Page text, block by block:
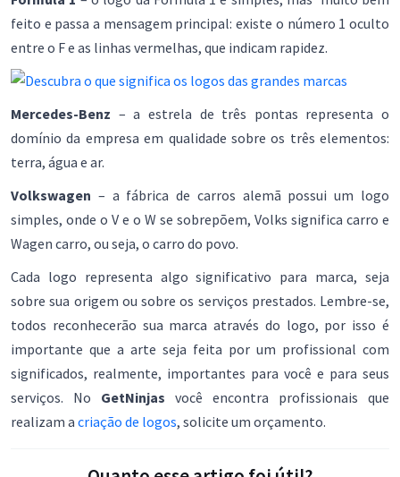
feito e passa a mensagem principal: existe o número 1 oculto
entre o F e as linhas vermelhas, que indicam rapidez.
Mercedes-Benz – a estrela de três pontas representa o
domínio da empresa em qualidade sobre os três elementos:
terra, água e ar.
Volkswagen – a fábrica de carros alemã possui um logo
simples, onde o V e o W se sobrepõem, Volks significa carro e
Wagen carro, ou seja, o carro do povo.
Cada logo representa algo significativo para marca, seja
sobre sua origem ou sobre os serviços prestados. Lembre-se,
todos reconhecerão sua marca através do logo, por isso é
importante que a arte seja feita por um profissional com
significados, realmente, importantes para você e para seus
serviços. No GetNinjas você encontra profissionais que
realizam a criação de logos, solicite um orçamento.